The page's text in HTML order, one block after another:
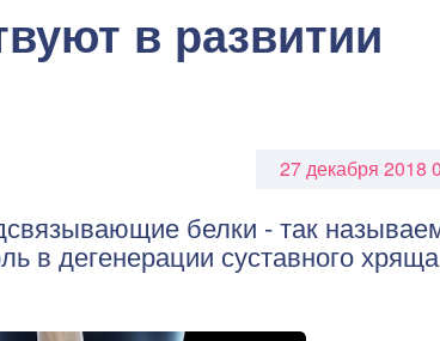
в развитии
27 декабря 2018
белки - так
в дегенерации суставного